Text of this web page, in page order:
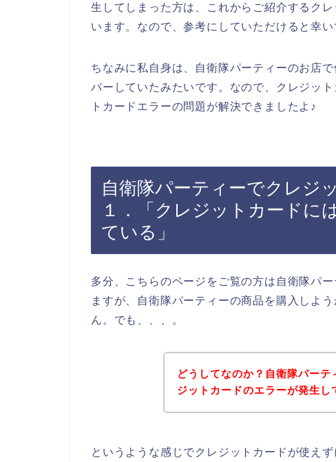
生してしまった方は、これからご紹介するク
います。なので、参考にしていただけると幸い
ちなみに私自身は、自衛隊パーティーのお店
バーしていたみたいです。なので、クレジッ
トカードエラーの問題が解決できましたよ♪
自衛隊パーティーでクレジ
１．「クレジットカードに
ている」
多分、こちらのページをご覧の方は自衛隊パ
ますが、自衛隊パーティーの商品を購入しよ
ん。でも、、、。
どうしてなのか？自衛隊パー
ジットカードのエラーが発生し
というような感じでクレジットカードが使え